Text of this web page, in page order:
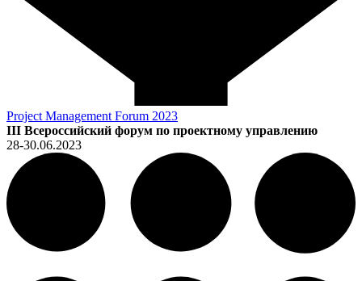
Project Management Forum 2023
III Всероссийский форум по проектному управлению
28-30.06.2023